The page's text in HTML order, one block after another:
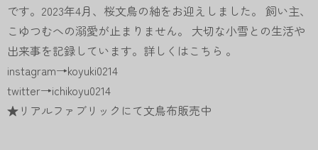
です。2023年4月、桜文鳥の紬をお迎えしました。 飼い主、
こゆつむへの溺愛が止まりません。 大切な小雪との生活や
出来事を記録しています。詳しくはこちら 。
instagram→koyuki0214
twitter→ichikoyu0214
★リアルファブリックにて文鳥布販売中